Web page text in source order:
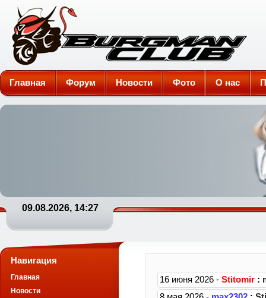
Burgman-Club
Главная Форум Новости Фото О нас
09.08.2026, 14:27
Навигация
Главная
Новости